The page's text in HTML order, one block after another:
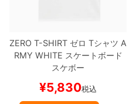
ZERO T-SHIRT ゼロ Tシャツ A
RMY WHITE スケートボード
スケボー
¥5,830税込